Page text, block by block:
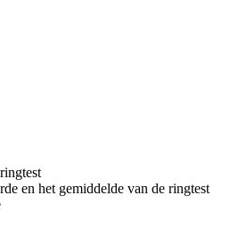
en het gemiddelde van de ringtest